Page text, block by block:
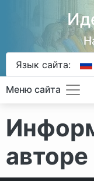
Язык сайта:
Меню сайта
авторе